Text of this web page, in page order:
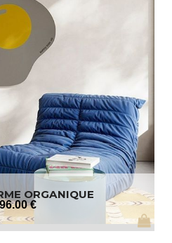
ORGANIQUE
.00 €